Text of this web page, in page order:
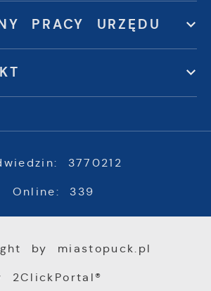
PRACY URZĘDU
3770212
Online: 339
by miastopuck.pl
2ClickPortal®